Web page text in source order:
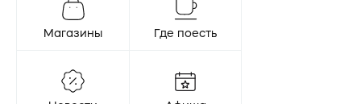
Магазины Где поесть